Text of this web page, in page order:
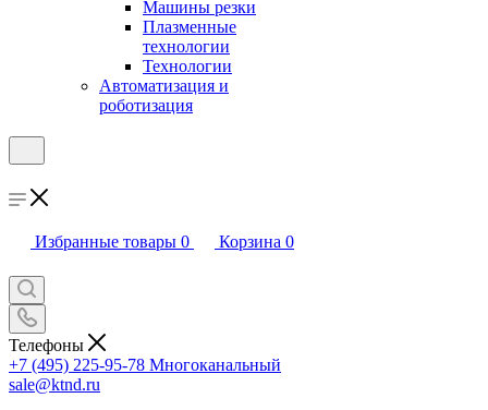
Машины резки
Плазменные
технологии
Технологии
Автоматизация и
роботизация
Избранные товары 0 Корзина 0
Телефоны
+7 (495) 225-95-78 Многоканальный
sale@ktnd.ru